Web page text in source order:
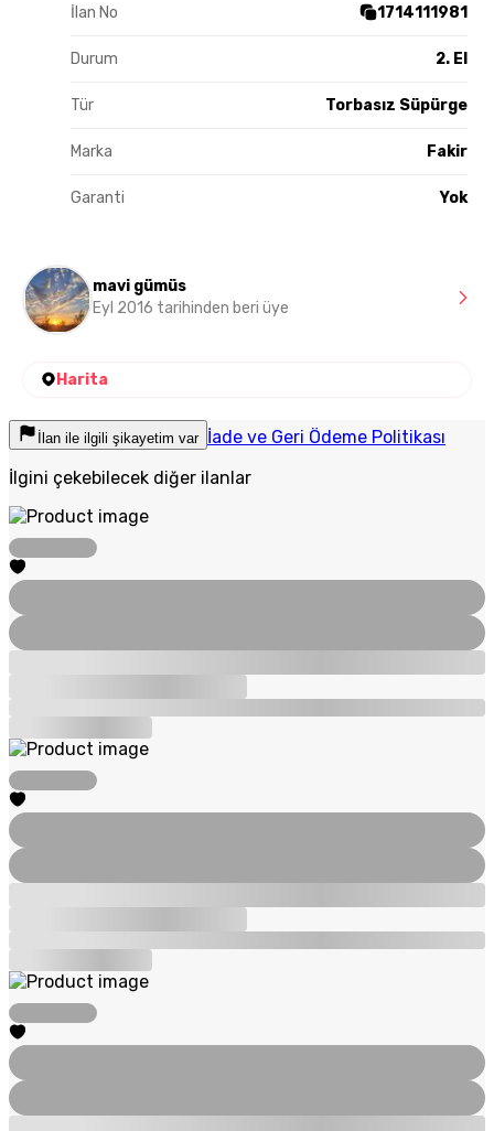
İlan No 1714111981
Durum 2. El
Tür Torbasız Süpürge
Marka Fakir
Garanti Yok
mavi gümüs
Eyl 2016 tarihinden beri üye
Harita
İlan ile ilgili şikayetim var İade ve Geri Ödeme Politikası
İlgini çekebilecek diğer ilanlar